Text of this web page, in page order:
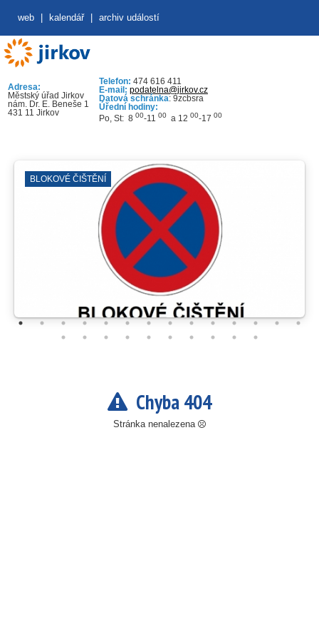
web kalendář archiv událostí
Adresa:
Městský úřad Jirkov
nám. Dr. E. Beneše 1
431 11 Jirkov
Telefon: 474 616 411
E-mail: podatelna@jirkov.cz
Datová schránka: 9zcbsra
Úřední hodiny:
Po, St: 8 00-11 00 a 12 00-17 00
BLOKOVÉ ČIŠTĚNÍ
Chyba 404
Stránka nenalezena